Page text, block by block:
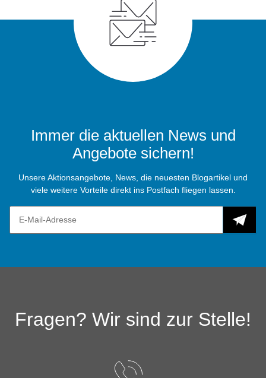
Immer die aktuellen News und
Angebote sichern!
Unsere Aktionsangebote, News, die neuesten Blogartikel und
viele weitere Vorteile direkt ins Postfach fliegen lassen.
Fragen? Wir sind zur Stelle!